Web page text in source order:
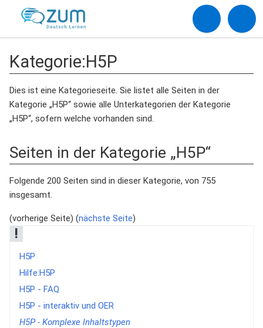
Kategorie:H5P
Dies ist eine Kategorieseite. Sie listet alle Seiten in der
Kategorie „H5P“ sowie alle Unterkategorien der Kategorie
„H5P“, sofern welche vorhanden sind.
Seiten in der Kategorie „H5P“
Folgende 200 Seiten sind in dieser Kategorie, von 755
insgesamt.
(vorherige Seite) (nächste Seite)
!
H5P
Hilfe:H5P
H5P - FAQ
H5P - interaktiv und OER
H5P - Komplexe Inhaltstypen